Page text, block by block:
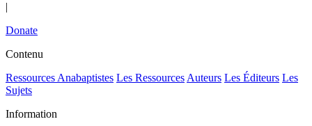
|
Donate
Contenu
Ressources Anabaptistes Les Ressources Auteurs Les Éditeurs Les
Sujets
Information